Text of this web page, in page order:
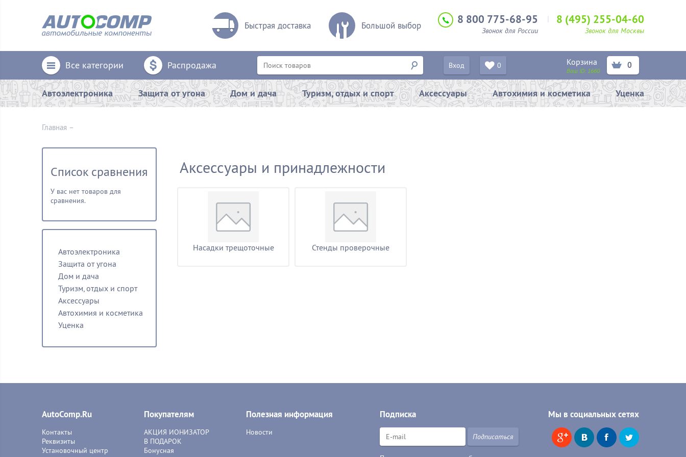
Быстрая доставка Большой выбор 8 800 775-68-95
Звонок для России
8 (495) 255-04-60
Звонок для Москвы
Все категории Распродажа Вход 0 Корзина
Ваш ID: 1660
0
Автоэлектроника Защита от угона Дом и дача Туризм, отдых и спорт Аксессуары Автохимия и косметика Уценка
Главная –
Аксессуары и принадлежности
Насадки трещоточные Стенды проверочные
Список сравнения
У вас нет товаров для
сравнения.
Автоэлектроника
Защита от угона
Дом и дача
Туризм, отдых и спорт
Аксессуары
Автохимия и косметика
Уценка
AutoComp.Ru
Контакты
Реквизиты
Установочный центр
Покупателям
АКЦИЯ ИОНИЗАТОР
В ПОДАРОК
Бонусная
Полезная информация
Новости
Подписка
Подписаться
Мы в социальных сетях